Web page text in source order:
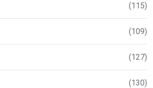
(115)
(109)
(127)
(130)